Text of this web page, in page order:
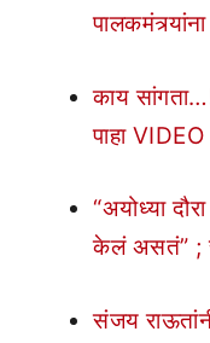
काय
पाहा VIDEO
“अयोध्या
केलं असतं” ;
संजय